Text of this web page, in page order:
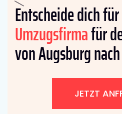
Entscheide dich
Umzugsfirmafür
von Augsburg
JETZT